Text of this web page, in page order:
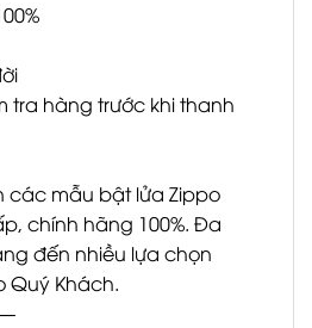
tra hàng trước khi thanh
các mẫu bật lửa Zippo
chính hãng 100%. Đa
đến nhiều lựa chọn
Quý Khách.